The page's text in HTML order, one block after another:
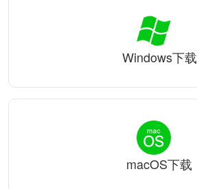
Windows下载
macOS下载